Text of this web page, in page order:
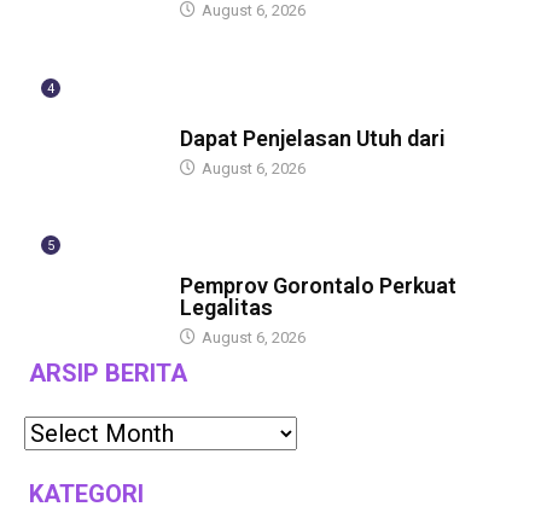
August 6, 2026
4
Dapat Penjelasan Utuh dari
August 6, 2026
5
Pemprov Gorontalo Perkuat
Legalitas
August 6, 2026
ARSIP BERITA
KATEGORI